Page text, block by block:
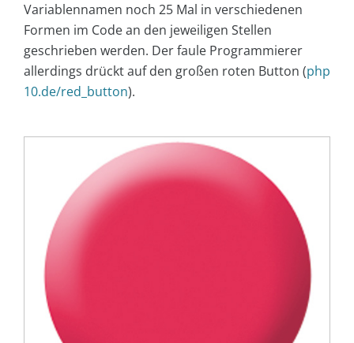
Variablennamen noch 25 Mal in verschiedenen
Formen im Code an den jeweiligen Stellen
geschrieben werden. Der faule Programmierer
allerdings drückt auf den großen roten Button (php
10.de/red_button).